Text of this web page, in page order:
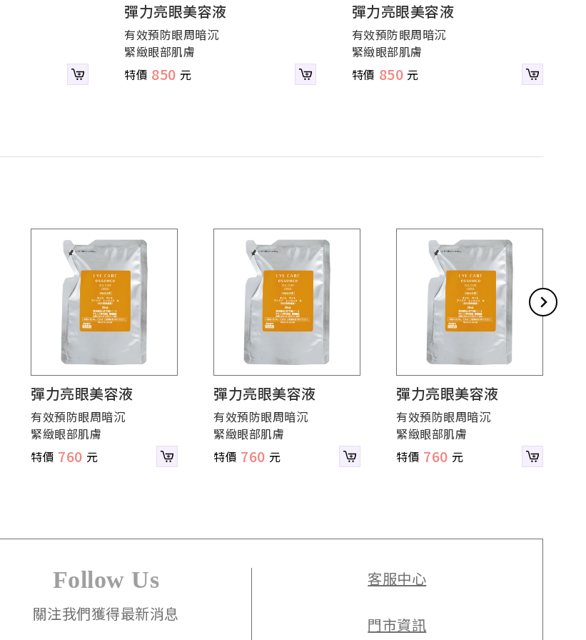
彈力亮眼美容液
有效預防眼周暗沉
緊緻眼部肌膚
850
彈力亮眼美容液
有效預防眼周暗沉
緊緻眼部肌膚
850
彈力亮眼美容液
有效預防眼周暗沉
緊緻眼部肌膚
760
彈力亮眼美容液
有效預防眼周暗沉
緊緻眼部肌膚
760
彈力亮眼美容液
有效預防眼周暗沉
緊緻眼部肌膚
760
Follow Us
關注我們獲得最新消息
客服中心
門市資訊